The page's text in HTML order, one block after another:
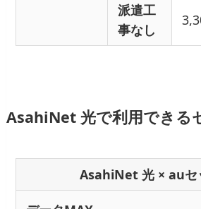
派遣工
事なし
AsahiNet 光で利用できる
AsahiNet 光 × auセ